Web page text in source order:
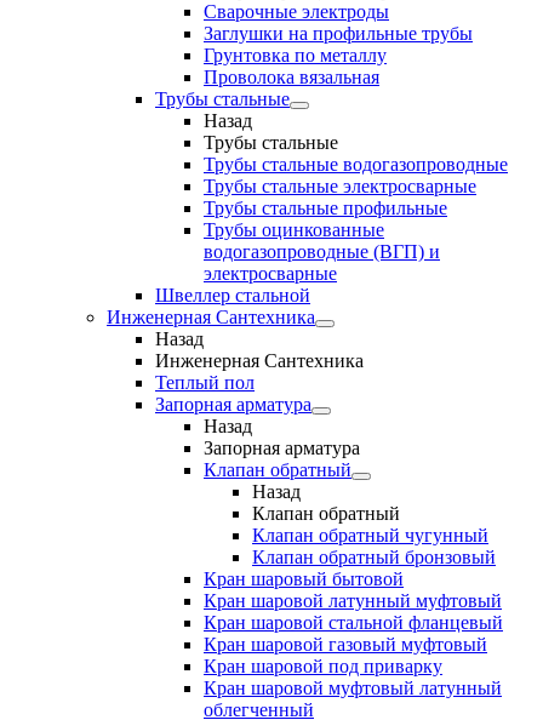
Сварочные электроды
Заглушки на профильные трубы
Грунтовка по металлу
Проволока вязальная
Трубы стальные
Назад
Трубы стальные
Трубы стальные водогазопроводные
Трубы стальные электросварные
Трубы стальные профильные
Трубы оцинкованные
водогазопроводные (ВГП) и
электросварные
Швеллер стальной
Инженерная Сантехника
Назад
Инженерная Сантехника
Теплый пол
Запорная арматура
Назад
Запорная арматура
Клапан обратный
Назад
Клапан обратный
Клапан обратный чугунный
Клапан обратный бронзовый
Кран шаровый бытовой
Кран шаровой латунный муфтовый
Кран шаровой стальной фланцевый
Кран шаровой газовый муфтовый
Кран шаровой под приварку
Кран шаровой муфтовый латунный
облегченный